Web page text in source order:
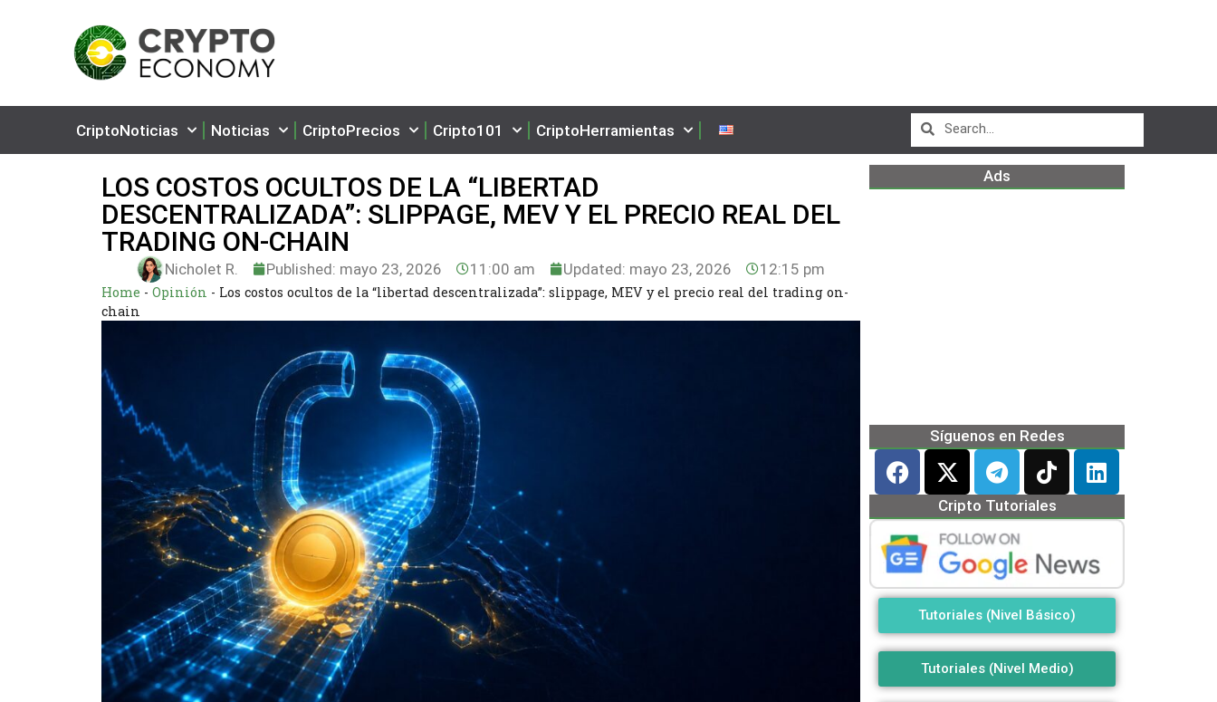
CriptoNoticias Noticias CriptoPrecios Cripto101 CriptoHerramientas
LOS COSTOS OCULTOS DE LA “LIBERTAD
DESCENTRALIZADA”: SLIPPAGE, MEV Y EL PRECIO REAL DEL
TRADING ON-CHAIN
Nicholet R. Published: mayo 23, 2026 11:00 am Updated: mayo 23, 2026 12:15 pm
Home - Opinión - Los costos ocultos de la “libertad descentralizada”: slippage, MEV y el precio real del trading on-
chain
Ads
Síguenos en Redes
Cripto Tutoriales
Tutoriales (Nivel Básico)
Tutoriales (Nivel Medio)